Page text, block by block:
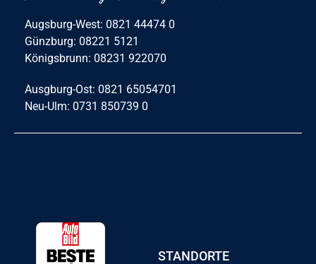
Augsburg-West: 0821 44474 0
Günzburg: 08221 5121
Königsbrunn: 08231 922070
Ausgburg-Ost: 0821 65054701
Neu-Ulm: 0731 850739 0
STANDORTE